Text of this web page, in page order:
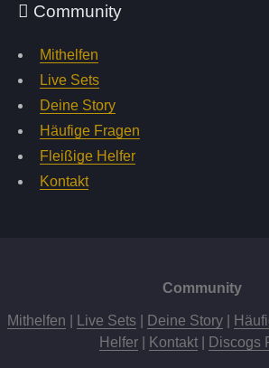
Community
Mithelfen
Live Sets
Deine Story
Häufige Fragen
Fleißige Helfer
Kontakt
Community
Mithelfen Live Sets| Deine Story|
Helfer| Kontakt| Discogs